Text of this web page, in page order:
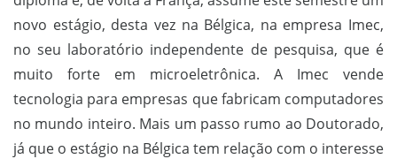
novo estágio, desta vez na Bélgica, na empresa Imec,
no seu laboratório independente de pesquisa, que é
muito forte em microeletrônica. A Imec vende
tecnologia para empresas que fabricam computadores
no mundo inteiro. Mais um passo rumo ao Doutorado,
já que o estágio na Bélgica tem relação com o interesse